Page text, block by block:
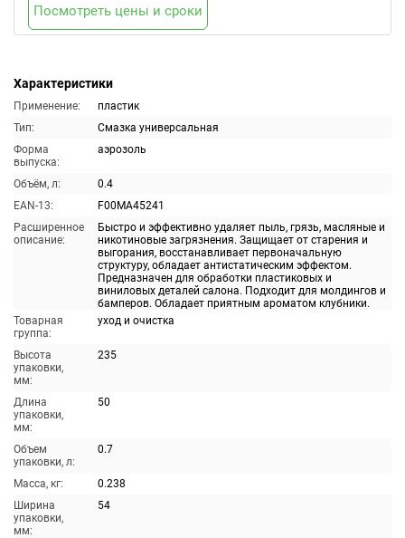
Характеристики
Применение:
пластик
Тип:
Смазка универсальная
Форма
выпуска:
аэрозоль
Объём, л:
0.4
EAN-13:
F00MA45241
Расширенное
описание:
Быстро и эффективно удаляет пыль, грязь, масляные и
никотиновые загрязнения. Защищает от старения и
выгорания, восстанавливает первоначальную
структуру, обладает антистатическим эффектом.
Предназначен для обработки пластиковых и
виниловых деталей салона. Подходит для молдингов и
бамперов. Обладает приятным ароматом клубники.
Товарная
группа:
уход и очистка
Высота
упаковки,
мм:
235
Длина
упаковки,
мм:
50
Объем
упаковки, л:
0.7
Масса, кг:
0.238
Ширина
упаковки,
мм:
54
Посмотреть цены и сроки